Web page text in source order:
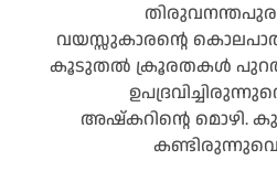
വയസ്സുകാരന്റെ
കൂടുതല്‍ ക്രൂരതകള്‍ പുറത്ത്.
അഷ്‌കറിന്റെ മൊഴി.